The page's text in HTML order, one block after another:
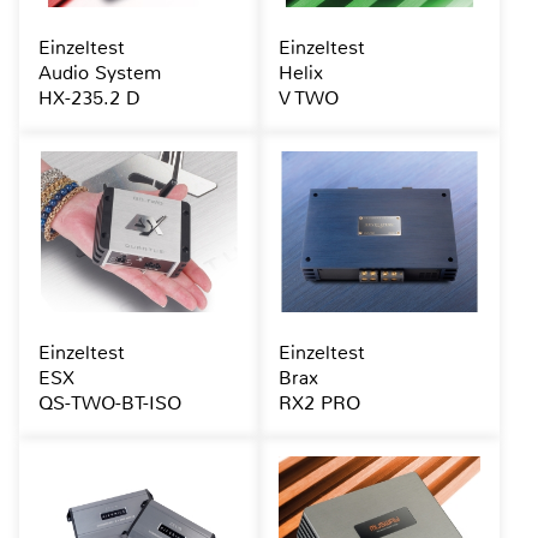
Einzeltest
Audio System
HX-235.2 D
Einzeltest
Helix
V TWO
Einzeltest
ESX
QS-TWO-BT-ISO
Einzeltest
Brax
RX2 PRO